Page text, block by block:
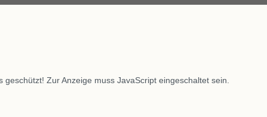
geschützt! Zur Anzeige muss JavaScript eingeschaltet sein.